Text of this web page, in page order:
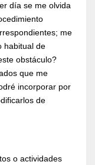
día se me olvida
me
habitual de
obstáculo?
que me
incorporar por
de
o actividades